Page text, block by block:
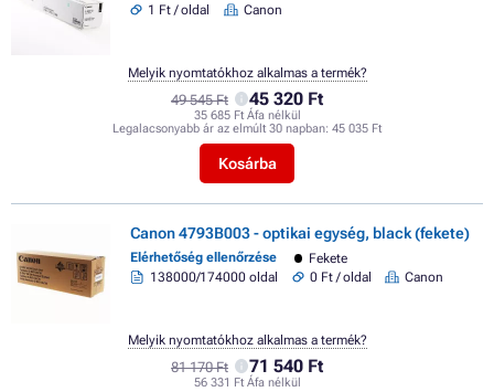
1 Ft / oldal
Canon
49 545 Ft 45 320 Ft
35 685 Ft Áfa nélkül
Legalacsonyabb ár az elmúlt 30 napban: 45 035 Ft
Kosárba
Melyik nyomtatókhoz alkalmas a termék?
Canon 4793B003 - optikai egység, black (fekete)
Elérhetőség ellenőrzése
Fekete
138000/174000 oldal
0 Ft / oldal Canon
81 170 Ft 71 540 Ft
56 331 Ft Áfa nélkül
Melyik nyomtatókhoz alkalmas a termék?